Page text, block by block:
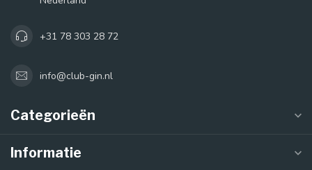
+31 78 303 28 72
info@club-gin.nl
Categorieën
Informatie